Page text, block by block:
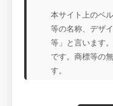
本サイト上のベ
等の名称、デザ
等」と言います
です。商標等の
す。